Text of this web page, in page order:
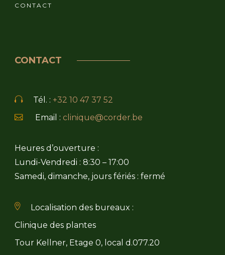
CONTACT
CONTACT
Tél. : +32 10 47 37 52
Email : clinique@corder.be
Heures d’ouverture :
Lundi-Vendredi : 8:30 – 17:00
Samedi, dimanche, jours fériés : fermé
Localisation des bureaux :
Clinique des plantes
Tour Kellner, Etage 0, local d.077.20